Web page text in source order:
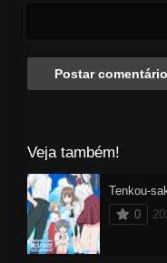
Veja também!
0